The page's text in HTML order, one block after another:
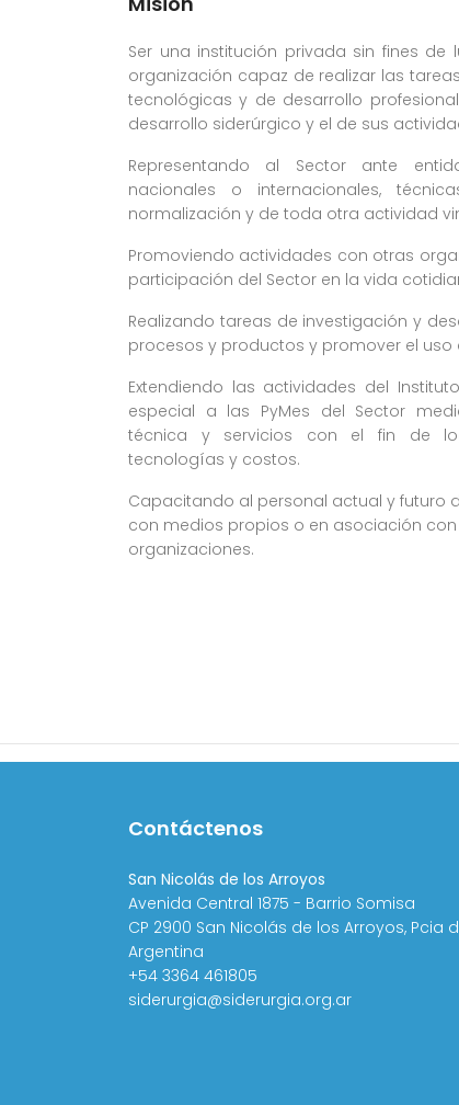
Ser una institución privada sin fines
organización capaz de realizar las
tecnológicas y de desarrollo
desarrollo siderúrgico y el de sus
Representando al Sector ante
nacionales o internacionales,
normalización y de toda otra actividad
Promoviendo actividades con otras
participación del Sector en la vida
Realizando tareas de investigación y
procesos y productos y promover el uso
Extendiendo las actividades del
especial a las PyMes del Sector
técnica y servicios con el fin de
tecnologías y costos.
Capacitando al personal actual y futuro
con medios propios o en asociación
organizaciones.
Contáctenos
San Nicolás de los Arroyos
Avenida Central 1875 - Barrio Somisa
CP 2900 San Nicolás de los Arroyos, Pcia
Argentina
+54 3364 461805
siderurgia@siderurgia.org.ar